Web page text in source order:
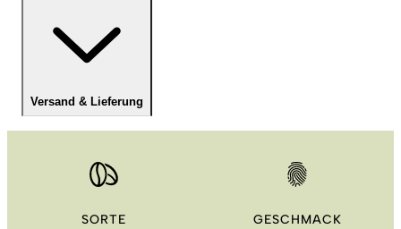
Versand & Lieferung
SORTE GESCHMACK